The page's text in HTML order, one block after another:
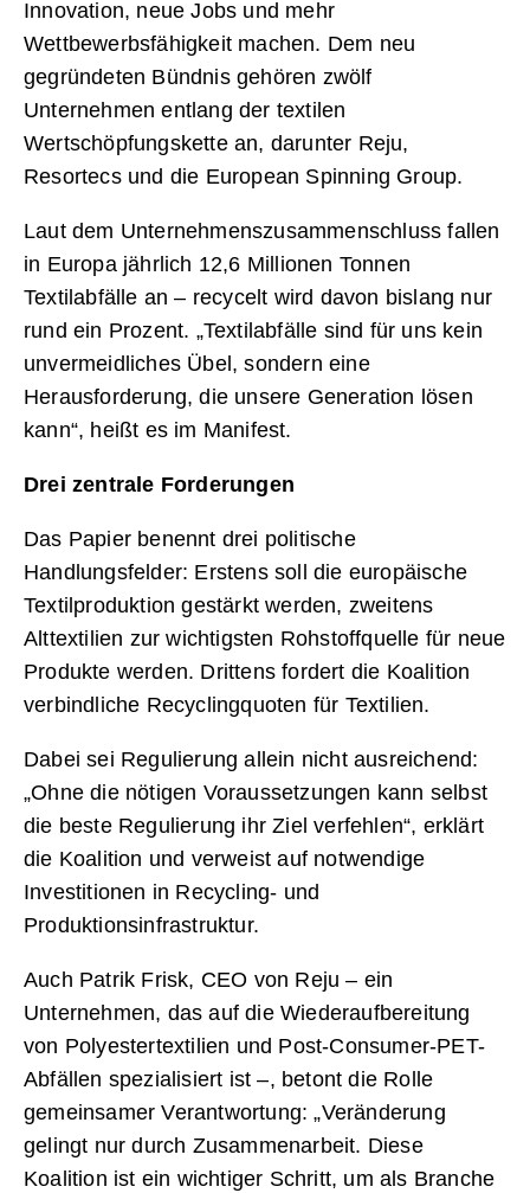
Innovation, neue Jobs und mehr
Wettbewerbsfähigkeit machen. Dem neu
gegründeten Bündnis gehören zwölf
Unternehmen entlang der textilen
Wertschöpfungskette an, darunter Reju,
Resortecs und die European Spinning Group.
Laut dem Unternehmenszusammenschluss fallen
in Europa jährlich 12,6 Millionen Tonnen
Textilabfälle an – recycelt wird davon bislang nur
rund ein Prozent. „Textilabfälle sind für uns kein
unvermeidliches Übel, sondern eine
Herausforderung, die unsere Generation lösen
kann“, heißt es im Manifest.
Drei zentrale Forderungen
Das Papier benennt drei politische
Handlungsfelder: Erstens soll die europäische
Textilproduktion gestärkt werden, zweitens
Alttextilien zur wichtigsten Rohstoffquelle für neue
Produkte werden. Drittens fordert die Koalition
verbindliche Recyclingquoten für Textilien.
Dabei sei Regulierung allein nicht ausreichend:
„Ohne die nötigen Voraussetzungen kann selbst
die beste Regulierung ihr Ziel verfehlen“, erklärt
die Koalition und verweist auf notwendige
Investitionen in Recycling- und
Produktionsinfrastruktur.
Auch Patrik Frisk, CEO von Reju – ein
Unternehmen, das auf die Wiederaufbereitung
von Polyestertextilien und Post-Consumer-PET-
Abfällen spezialisiert ist –, betont die Rolle
gemeinsamer Verantwortung: „Veränderung
gelingt nur durch Zusammenarbeit. Diese
Koalition ist ein wichtiger Schritt, um als Branche